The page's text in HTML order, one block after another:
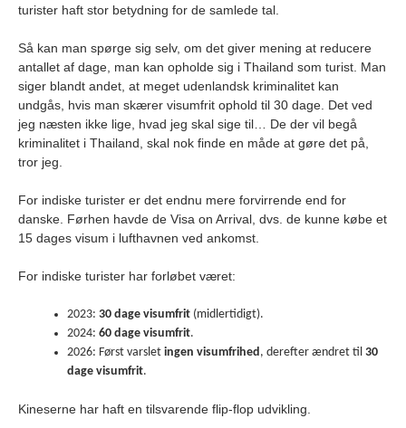
turister haft stor betydning for de samlede tal.
Så kan man spørge sig selv, om det giver mening at reducere
antallet af dage, man kan opholde sig i Thailand som turist. Man
siger blandt andet, at meget udenlandsk kriminalitet kan
undgås, hvis man skærer visumfrit ophold til 30 dage. Det ved
jeg næsten ikke lige, hvad jeg skal sige til… De der vil begå
kriminalitet i Thailand, skal nok finde en måde at gøre det på,
tror jeg.
For indiske turister er det endnu mere forvirrende end for
danske. Førhen havde de Visa on Arrival, dvs. de kunne købe et
15 dages visum i lufthavnen ved ankomst.
For indiske turister har forløbet været:
2023: 30 dage visumfrit (midlertidigt).
2024: 60 dage visumfrit.
2026: Først varslet ingen visumfrihed, derefter ændret til 30
dage visumfrit.
Kineserne har haft en tilsvarende flip-flop udvikling.